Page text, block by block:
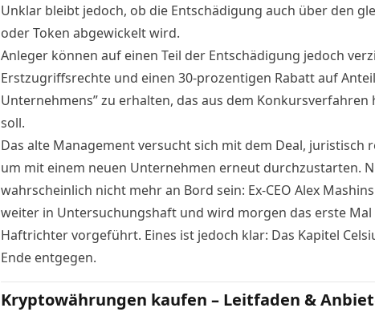
Unklar bleibt jedoch, ob die Entschädigung auch über den
oder Token abgewickelt wird.
Anleger können auf einen Teil der Entschädigung jedoch
Erstzugriffsrechte und einen 30-prozentigen Rabatt auf
Unternehmens” zu erhalten, das aus dem Konkursverfahren
soll.
Das alte Management versucht sich mit dem Deal, juristisch
um mit einem neuen Unternehmen erneut durchzustarten.
wahrscheinlich nicht mehr an Bord sein: Ex-CEO Alex
weiter in Untersuchungshaftund wird morgen das erste Mal
Haftrichter vorgeführt. Eines ist jedoch klar: Das Kapitel
Ende entgegen.
Kryptowährungen kaufen – Leitfaden &